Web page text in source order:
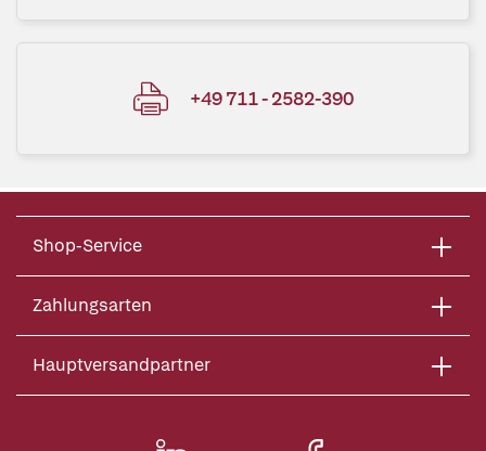
+49 711 - 2582-390
Shop-Service
Zahlungsarten
Hauptversandpartner